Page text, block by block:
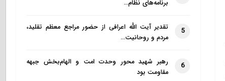
برنامه‌های نظام…
5
تقدیر آیت الله اعرافی از حضور مراجع معظم تقلید،
مردم و روحانیت…
6
رهبر شهید محور وحدت امت و الهام‌بخش جبهه
مقاومت بود